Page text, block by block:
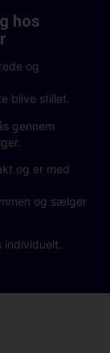
hos
og
blive stillet.
gennem
og er med
og sælger